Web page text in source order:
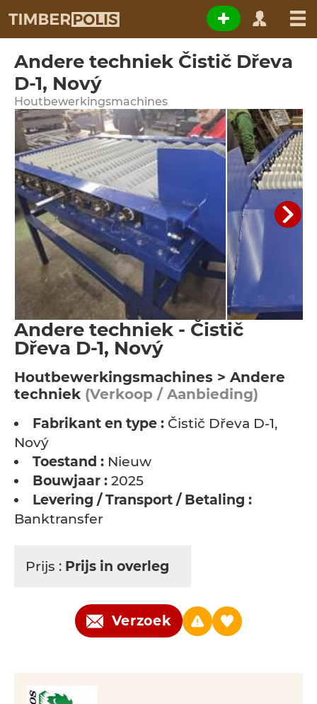
Andere techniek Čistič Dřeva
D-1, Nový
Houtbewerkingsmachines
Andere techniek - Čistič
Dřeva D-1, Nový
Houtbewerkingsmachines > Andere
techniek (Verkoop / Aanbieding)
Fabrikant en type : Čistič Dřeva D-1,
Nový
Toestand : Nieuw
Bouwjaar : 2025
Levering / Transport / Betaling :
Banktransfer
Prijs : Prijs in overleg
Verzoek